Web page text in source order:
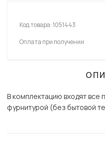
Код товара:1051443
Оплата при получении
В комплектацию входят все
фурнитурой (без бытовой